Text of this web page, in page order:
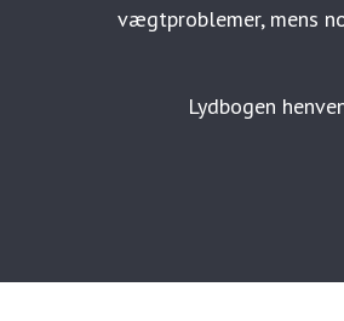
vægtproblemer, mens
Lydbogen